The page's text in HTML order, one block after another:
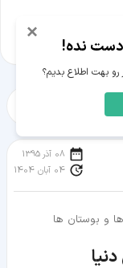
08 آذر 1395
04 آبان 1404
و بوستان ها
×
دست نده!
بهت اطلاع بدیم؟